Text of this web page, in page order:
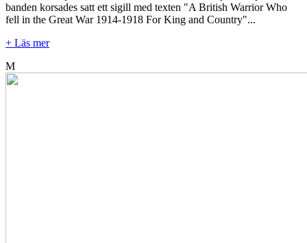
banden korsades satt ett sigill med texten "A British Warrior Who
fell in the Great War 1914-1918 For King and Country"...
+ Läs mer
M